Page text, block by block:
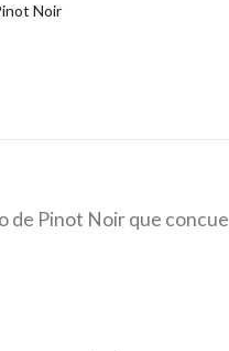
Noir
de Pinot Noir que